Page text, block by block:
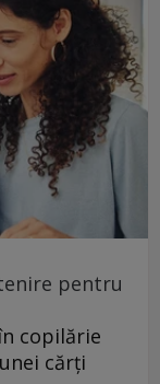
pentru
copilărie
cărți